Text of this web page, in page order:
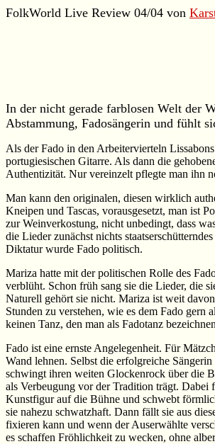
FolkWorld Live Review 04/04 von
In der nicht gerade farblosen Welt der
Abstammung, Fadosängerin und fühlt
Als der Fado in den Arbeitervierteln
portugiesischen Gitarre. Als dann die
Authentizität. Nur vereinzelt pflegte man ihn
Man kann den originalen, diesen wirklich
Kneipen und Tascas, vorausgesetzt, man ist
zur Weinverkostung, nicht unbedingt, dass
die Lieder zunächst nichts
Diktatur wurde Fado politisch.
Mariza hatte mit der politischen Rolle des
verblüht. Schon früh sang sie die Lieder, die
Naturell gehört sie nicht. Mariza ist weit
Stunden zu verstehen, wie es dem Fado gern
keinen Tanz, den man als Fadotanz
Fado ist eine ernste Angelegenheit. Für
Wand lehnen. Selbst die erfolgreiche
schwingt ihren weiten Glockenrock über die
als Verbeugung vor der Tradition trägt. Dabei
Kunstfigur auf die Bühne und schwebt
sie nahezu schwatzhaft. Dann fällt sie aus
fixieren kann und wenn der Auserwählte
es schaffen Fröhlichkeit zu wecken, ohne